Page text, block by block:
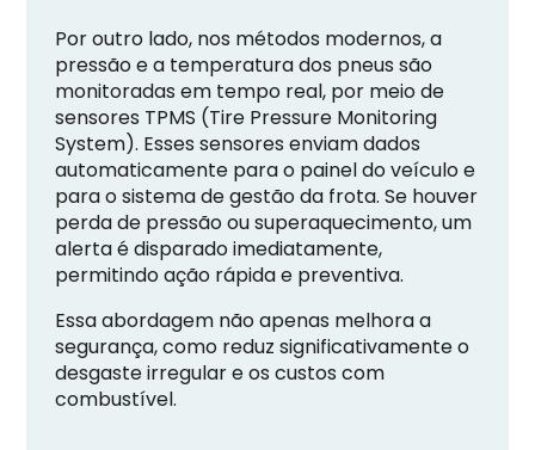
Por outro lado, nos métodos modernos, a
pressão e a temperatura dos pneus são
monitoradas em tempo real, por meio de
sensores TPMS (Tire Pressure Monitoring
System). Esses sensores enviam dados
automaticamente para o painel do veículo e
para o sistema de gestão da frota. Se houver
perda de pressão ou superaquecimento, um
alerta é disparado imediatamente,
permitindo ação rápida e preventiva.
Essa abordagem não apenas melhora a
segurança, como reduz significativamente o
desgaste irregular e os custos com
combustível.